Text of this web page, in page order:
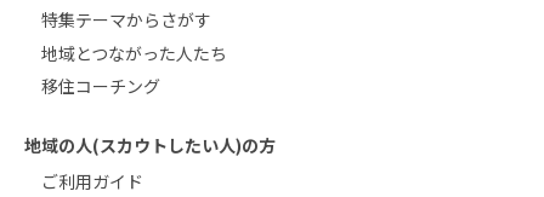
特集テーマからさがす
地域とつながった人たち
移住コーチング
地域の人(スカウトしたい人)の方
ご利用ガイド